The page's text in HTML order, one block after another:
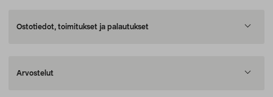
Ostotiedot, toimitukset ja palautukset
Arvostelut